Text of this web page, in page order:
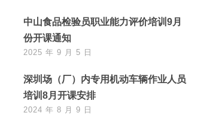
中山食品检验员职业能力评价培训9月
份开课通知
2025 年 9 月 5 日
深圳场（厂）内专用机动车辆作业人员
培训8月开课安排
2024 年 8 月 9 日